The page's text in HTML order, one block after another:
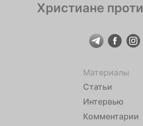
Христиане
Материалы
Статьи
Интервью
Комментарии